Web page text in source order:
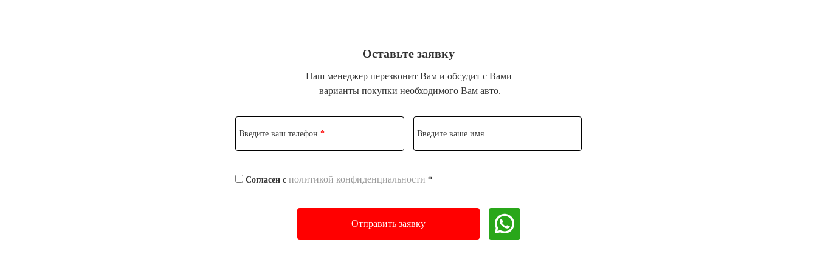
Оставьте заявку
Наш менеджер перезвонит Вам и обсудит с Вами
варианты покупки необходимого Вам авто.
Введите ваш телефон * Введите ваше имя
Согласен с политикой конфиденциальности *